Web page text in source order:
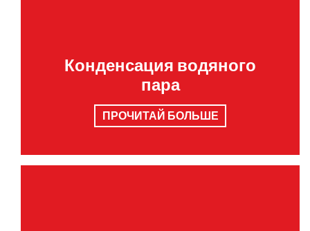
Конденсация водяного
пара
ПРОЧИТАЙ БОЛЬШЕ